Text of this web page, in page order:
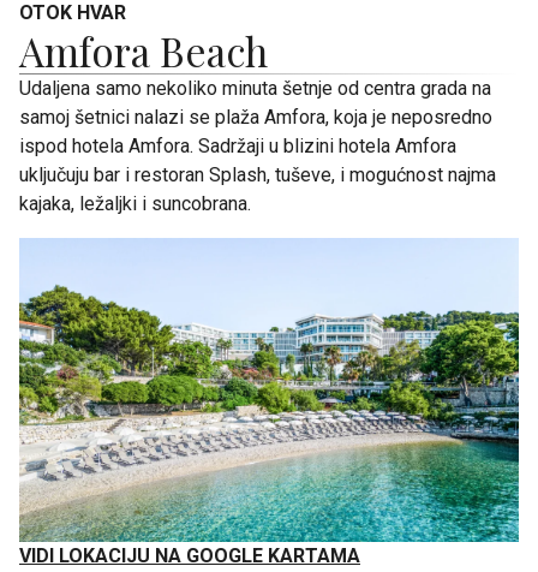
OTOK HVAR
Amfora Beach
Udaljena samo nekoliko minuta šetnje od centra grada na
samoj šetnici nalazi se plaža Amfora, koja je neposredno
ispod hotela Amfora. Sadržaji u blizini hotela Amfora
uključuju bar i restoran Splash, tuševe, i mogućnost najma
kajaka, ležaljki i suncobrana.
VIDI LOKACIJU NA GOOGLE KARTAMA